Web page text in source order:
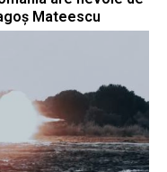
Mateescu